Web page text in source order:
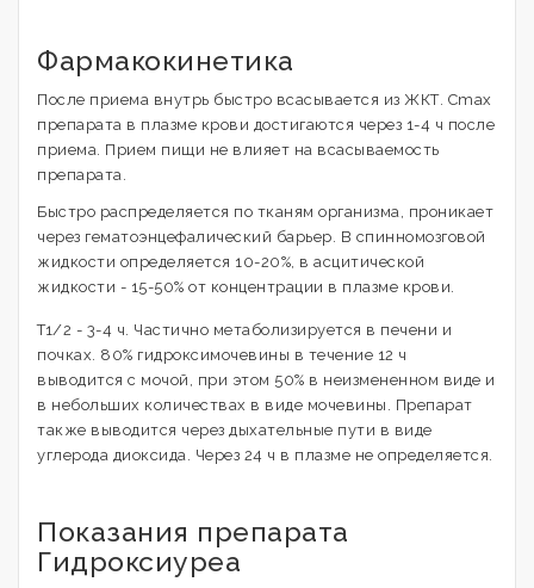
Фармакокинетика
После приема внутрь быстро всасывается из ЖКТ. Cmax
препарата в плазме крови достигаются через 1-4 ч после
приема. Прием пищи не влияет на всасываемость
препарата.
Быстро распределяется по тканям организма, проникает
через гематоэнцефалический барьер. В спинномозговой
жидкости определяется 10-20%, в асцитической
жидкости - 15-50% от концентрации в плазме крови.
T1/2 - 3-4 ч. Частично метаболизируется в печени и
почках. 80% гидроксимочевины в течение 12 ч
выводится с мочой, при этом 50% в неизмененном виде и
в небольших количествах в виде мочевины. Препарат
также выводится через дыхательные пути в виде
углерода диоксида. Через 24 ч в плазме не определяется.
Показания препарата
Гидроксиуреа